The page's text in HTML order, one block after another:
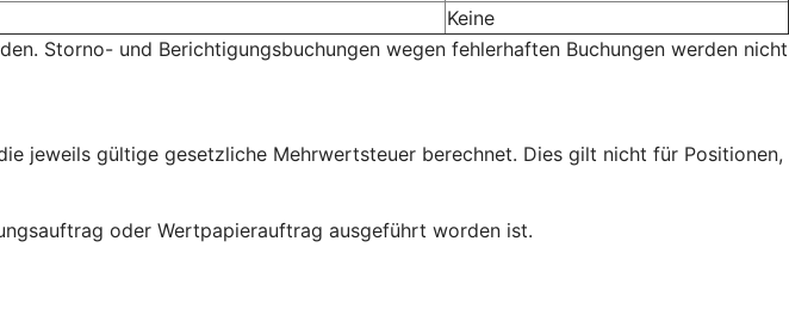
Keine
Storno- und Berichtigungsbuchungen wegen fehlerhaften Buchungen werden nicht
jeweils gültige gesetzliche Mehrwertsteuer berechnet. Dies gilt nicht für Positionen,
oder Wertpapierauftrag ausgeführt worden ist.